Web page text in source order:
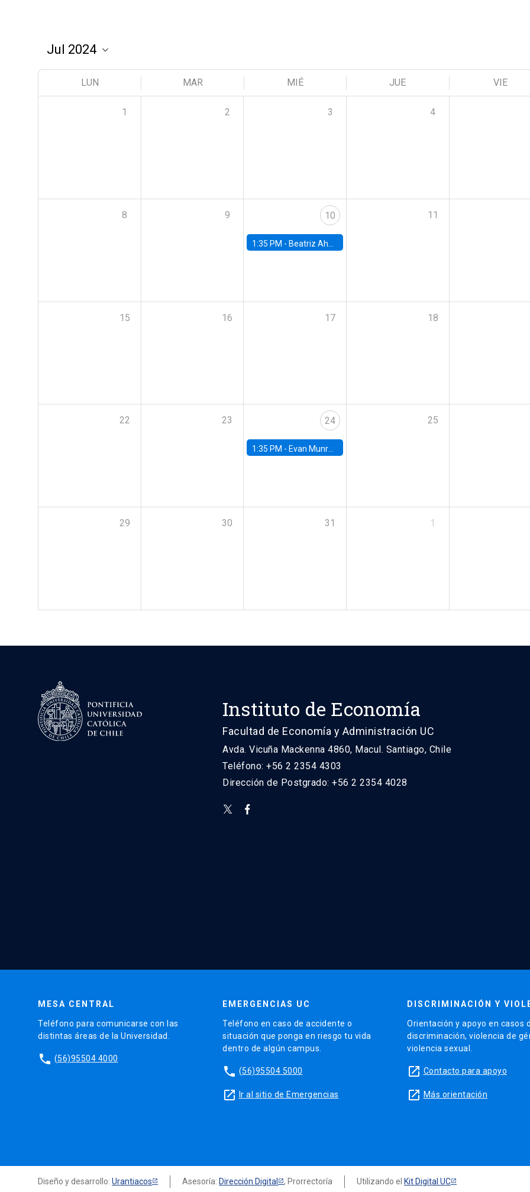
LUN MAR MIÉ JUE VIE
1 2 3 4
8 9 10
1:35 PM - Beatriz Ahumada, PhD candidate, Universidad de Pittsburgh
11
15 16 17 18
22 23 24
1:35 PM - Evan Munro, Neyman Visiting Assistant Professor in the Department of Statistics at UC Berkeley
25
29 30 31 1
Instituto de Economía
Facultad de Economía y Administración UC
Avda. Vicuña Mackenna 4860, Macul. Santiago, Chile
Teléfono: +56 2 2354 4303
Dirección de Postgrado: +56 2 2354 4028
MESA CENTRAL
Teléfono para comunicarse con las
distintas áreas de la Universidad.
phone (56)95504 4000
EMERGENCIAS UC
Teléfono en caso de accidente o
situación que ponga en riesgo tu vida
dentro de algún campus.
phone (56)95504 5000
launch Ir al sitio de Emergencias
DISCRIMINACIÓN Y
Orientación y apoyo en casos
discriminación, violencia de
violencia sexual.
launch Contacto para apoyo
launch Más orientación
Diseño y desarrollo: Urantiacos Asesoría: Dirección Digital , Prorrectoría Utilizando el Kit Digital UC